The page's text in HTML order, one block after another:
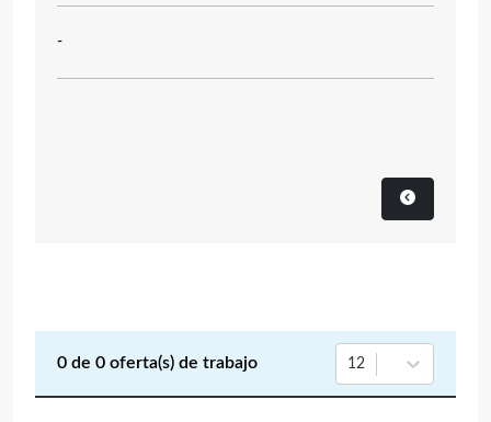
-
0 de 0 oferta(s) de trabajo 12